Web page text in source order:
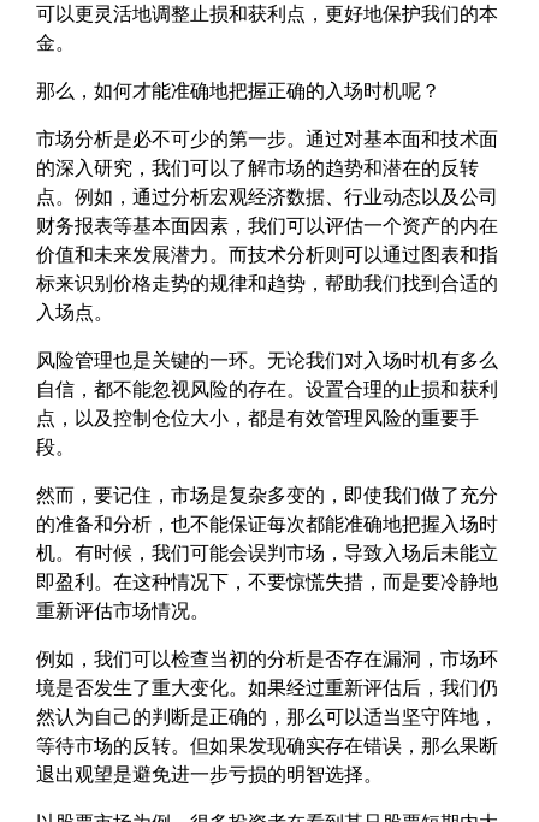
可以更灵活地调整止损和获利点，更好地保护我们的本
金。
那么，如何才能准确地把握正确的入场时机呢？
市场分析是必不可少的第一步。通过对基本面和技术面
的深入研究，我们可以了解市场的趋势和潜在的反转
点。例如，通过分析宏观经济数据、行业动态以及公司
财务报表等基本面因素，我们可以评估一个资产的内在
价值和未来发展潜力。而技术分析则可以通过图表和指
标来识别价格走势的规律和趋势，帮助我们找到合适的
入场点。
风险管理也是关键的一环。无论我们对入场时机有多么
自信，都不能忽视风险的存在。设置合理的止损和获利
点，以及控制仓位大小，都是有效管理风险的重要手
段。
然而，要记住，市场是复杂多变的，即使我们做了充分
的准备和分析，也不能保证每次都能准确地把握入场时
机。有时候，我们可能会误判市场，导致入场后未能立
即盈利。在这种情况下，不要惊慌失措，而是要冷静地
重新评估市场情况。
例如，我们可以检查当初的分析是否存在漏洞，市场环
境是否发生了重大变化。如果经过重新评估后，我们仍
然认为自己的判断是正确的，那么可以适当坚守阵地，
等待市场的反转。但如果发现确实存在错误，那么果断
退出观望是避免进一步亏损的明智选择。